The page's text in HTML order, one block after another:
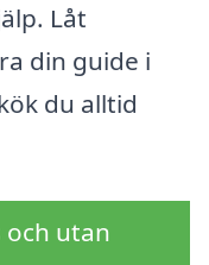
Låt
din guide i
du alltid
och utan